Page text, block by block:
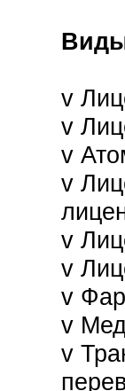
v
v
v
v
v
v
v
v
v